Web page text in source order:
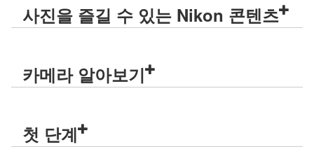
사진을 즐길 수 있는 Nikon 콘텐츠
카메라 알아보기
첫 단계